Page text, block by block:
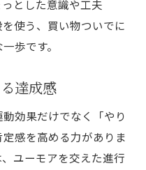
とした意識や工夫
を使う、買い物ついでに
歩です。
達成感
効果だけでなく「やり
感を高める力がありま
ユーモアを交えた進行